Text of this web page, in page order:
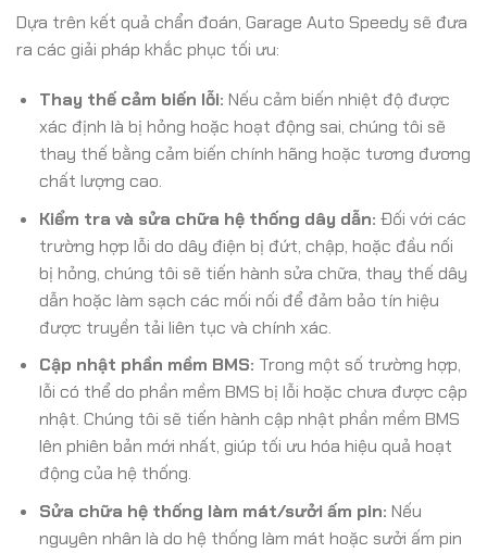
Dựa trên kết quả chẩn đoán, Garage Auto Speedy sẽ đưa
ra các giải pháp khắc phục tối ưu:
Thay thế cảm biến lỗi: Nếu cảm biến nhiệt độ được
xác định là bị hỏng hoặc hoạt động sai, chúng tôi sẽ
thay thế bằng cảm biến chính hãng hoặc tương đương
chất lượng cao.
Kiểm tra và sửa chữa hệ thống dây dẫn: Đối với các
trường hợp lỗi do dây điện bị đứt, chập, hoặc đầu nối
bị hỏng, chúng tôi sẽ tiến hành sửa chữa, thay thế dây
dẫn hoặc làm sạch các mối nối để đảm bảo tín hiệu
được truyền tải liên tục và chính xác.
Cập nhật phần mềm BMS: Trong một số trường hợp,
lỗi có thể do phần mềm BMS bị lỗi hoặc chưa được cập
nhật. Chúng tôi sẽ tiến hành cập nhật phần mềm BMS
lên phiên bản mới nhất, giúp tối ưu hóa hiệu quả hoạt
động của hệ thống.
Sửa chữa hệ thống làm mát/sưởi ấm pin: Nếu
nguyên nhân là do hệ thống làm mát hoặc sưởi ấm pin